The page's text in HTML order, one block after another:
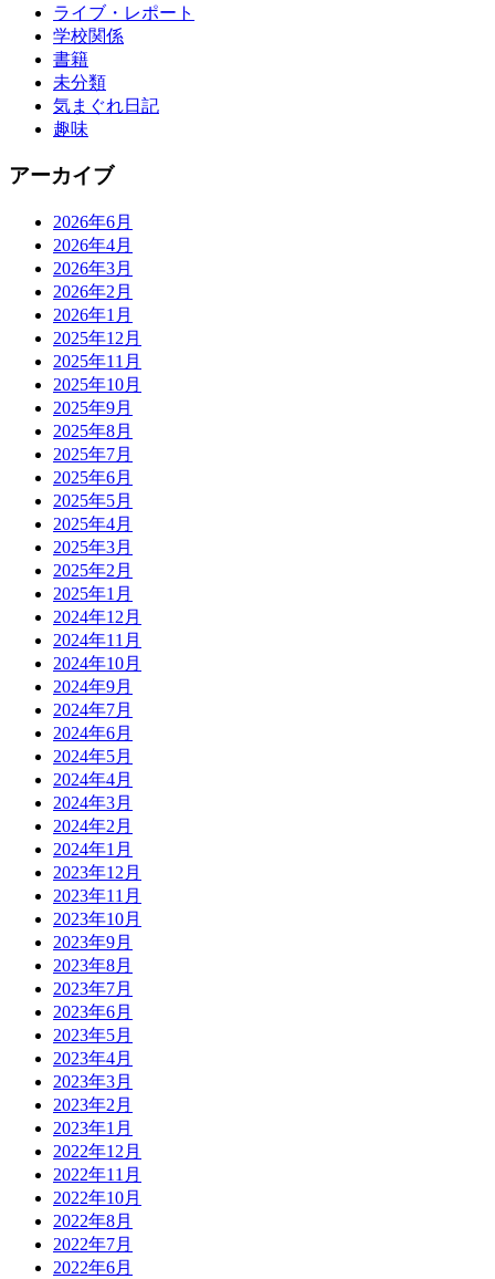
ライブ・レポート
学校関係
書籍
未分類
気まぐれ日記
趣味
アーカイブ
2026年6月
2026年4月
2026年3月
2026年2月
2026年1月
2025年12月
2025年11月
2025年10月
2025年9月
2025年8月
2025年7月
2025年6月
2025年5月
2025年4月
2025年3月
2025年2月
2025年1月
2024年12月
2024年11月
2024年10月
2024年9月
2024年7月
2024年6月
2024年5月
2024年4月
2024年3月
2024年2月
2024年1月
2023年12月
2023年11月
2023年10月
2023年9月
2023年8月
2023年7月
2023年6月
2023年5月
2023年4月
2023年3月
2023年2月
2023年1月
2022年12月
2022年11月
2022年10月
2022年8月
2022年7月
2022年6月